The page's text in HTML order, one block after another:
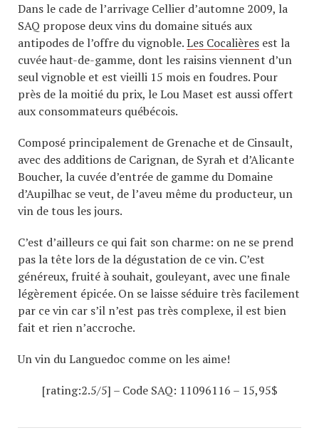
Dans le cade de l’arrivage Cellier d’automne 2009, la
SAQ propose deux vins du domaine situés aux
antipodes de l’offre du vignoble.Les Cocalières est la
cuvée haut-de-gamme, dont les raisins viennent d’un
seul vignoble et est vieilli 15 mois en foudres. Pour
près de la moitié du prix, le Lou Maset est aussi offert
aux consommateurs québécois.
Composé principalement de Grenache et de Cinsault,
avec des additions de Carignan, de Syrah et d’Alicante
Boucher, la cuvée d’entrée de gamme du Domaine
d’Aupilhac se veut, de l’aveu même du producteur, un
vin de tous les jours.
C’est d’ailleurs ce qui fait son charme: on ne se prend
pas la tête lors de la dégustation de ce vin. C’est
généreux, fruité à souhait, gouleyant, avec une finale
légèrement épicée. On se laisse séduire très facilement
par ce vin car s’il n’est pas très complexe, il est bien
fait et rien n’accroche.
Un vin du Languedoc comme on les aime!
[rating:2.5/5] – Code SAQ: 11096116 – 15,95$